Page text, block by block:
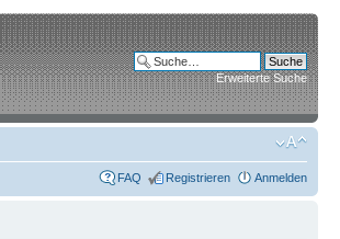
Erweiterte Suche
FAQ Registrieren Anmelden